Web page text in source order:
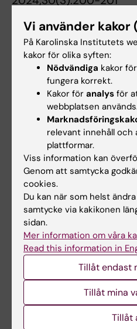
with long COVID
Rodriguez L; Brodin P
DOCTORAL THESIS:
Immune variation in
during development
Rodriguez L
CONFERENCE
IMMUNOLOGY.
Immune system
with severe long COVID
Rodriguez L; Tan Z;
Barcenilla H; Gonzalez
A; Chen Y; Mikes J;
Bruchfeld J; Brodin P
EDITORIAL:JOURNAL OF
IMMUNOLOGY.
Unraveling the
Rodriguez L; Brodin P
Vi använder kakor
På Karolinska Institutets
kakor för olika syften:
Nödvändiga kakor
fungera korrekt.
Kakor för analys för
webbplatsen
relevant innehåll
plattformar.
Viss information kan
Genom att samtycka
cookies.
Du kan när som helst
samtycke via kakikonen
sidan.
Mer information om våra
Read this information in
Tillåt endast
Tillåt mina
Tillåt